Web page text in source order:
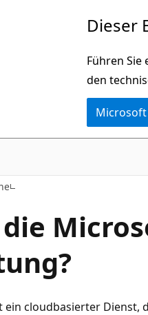
Dieser
Führen
den
cloudbasierter